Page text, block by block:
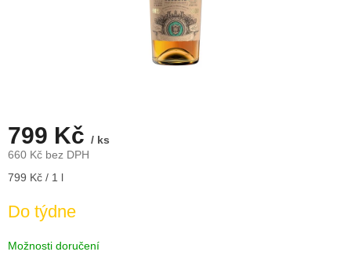
799 Kč / ks
660 Kč bez DPH
Měrná
799 Kč / 1 l
Do týdne
Možnosti doručení